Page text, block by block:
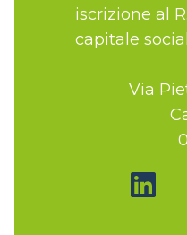
iscrizione al
capitale
Via